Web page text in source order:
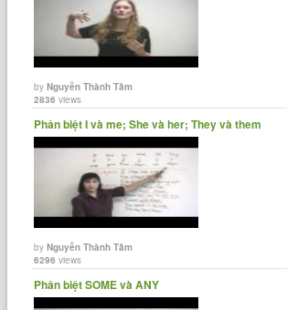
byNguyễn Thành Tâm
2836 views
Phân biệt I và me; She và her; They và them
byNguyễn Thành Tâm
6296 views
Phân biệt SOME và ANY